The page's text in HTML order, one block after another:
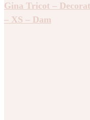
Gina Tricot –
– XS – Dam